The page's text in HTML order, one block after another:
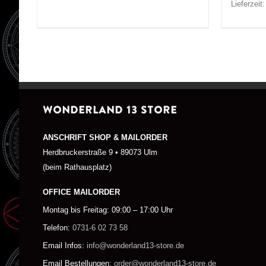
WONDERLAND 13 STORE
ANSCHRIFT SHOP & MAILORDER
Herdbruckerstraße 9 • 89073 Ulm
(beim Rathausplatz)
OFFICE MAILORDER
Montag bis Freitag: 09:00 – 17:00 Uhr
Telefon: 0731-6 02 73 58
Email Infos: info@wonderland13-store.de
Email Bestellungen: order@wonderland13-store.de